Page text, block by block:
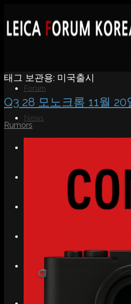
Forum
News
태그 보관용: 미국출시
Q3 28 모노크롬 11월 20
Rumors